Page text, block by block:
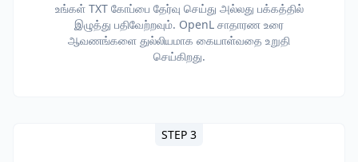
உங்கள் TXT கோப்பை தேர்வு செய்து அல்லது பக்கத்தில்
இழுத்து பதிவேற்றவும். OpenL சாதாரண உரை
ஆவணங்களை துல்லியமாக கையாள்வதை உறுதி
செய்கிறது.
STEP 3